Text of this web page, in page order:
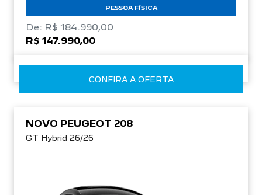
PESSOA FÍSICA
De: R$ 184.990,00
R$ 147.990,00
CONFIRA A OFERTA
NOVO PEUGEOT 208
GT Hybrid 26/26